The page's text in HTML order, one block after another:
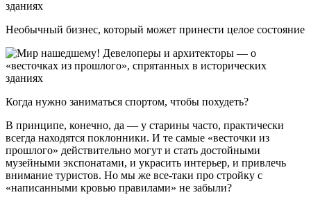
Необычный бизнес, который может принести целое состояние
Когда нужно заниматься спортом, чтобы похудеть?
В принципе, конечно, да — у старины часто, практически
всегда находятся поклонники. И те самые «весточки из
прошлого» действительно могут и стать достойными
музейными экспонатами, и украсить интерьер, и привлечь
внимание туристов. Но мы же все-таки про стройку с
«написанными кровью правилами» не забыли?